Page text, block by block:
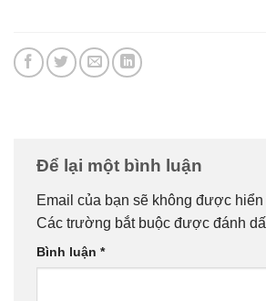
Để lại một bình luận
Email của bạn sẽ không được hiển
Các trường bắt buộc được đánh
Bình luận *